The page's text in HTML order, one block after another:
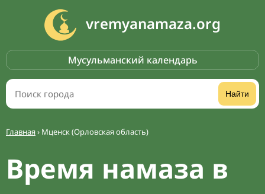
vremyanamaza.org
Мусульманский календарь
Найти
Главная› Мценск (Орловская область)
Время намаза в